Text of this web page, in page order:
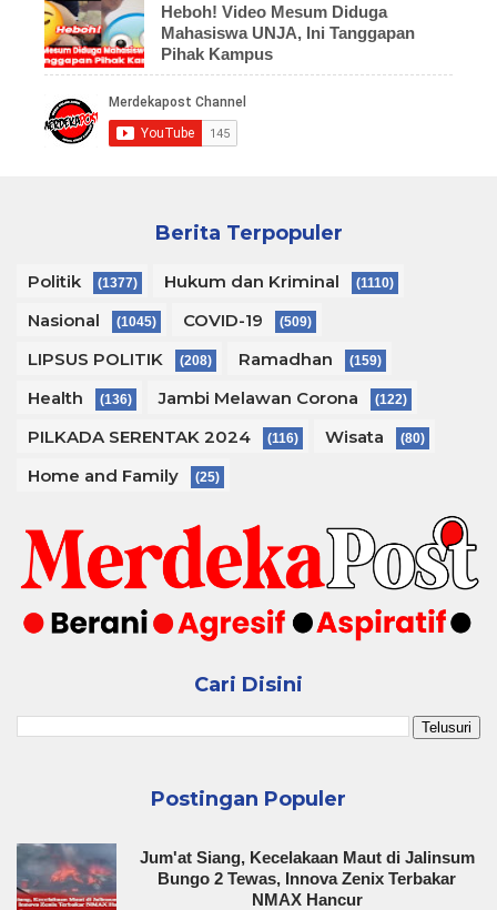
Heboh! Video Mesum Diduga
Mahasiswa UNJA, Ini Tanggapan
Pihak Kampus
Berita Terpopuler
Politik (1377) Hukum dan Kriminal (1110)
Nasional (1045) COVID-19 (509)
LIPSUS POLITIK (208) Ramadhan (159)
Health (136) Jambi Melawan Corona (122)
PILKADA SERENTAK 2024 (116) Wisata (80)
Home and Family (25)
Cari Disini
Postingan Populer
Jum'at Siang, Kecelakaan Maut di Jalinsum
Bungo 2 Tewas, Innova Zenix Terbakar
NMAX Hancur